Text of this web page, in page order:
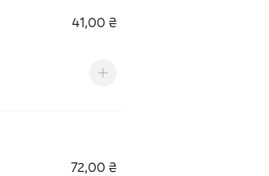
41,00 ₴
72,00 ₴